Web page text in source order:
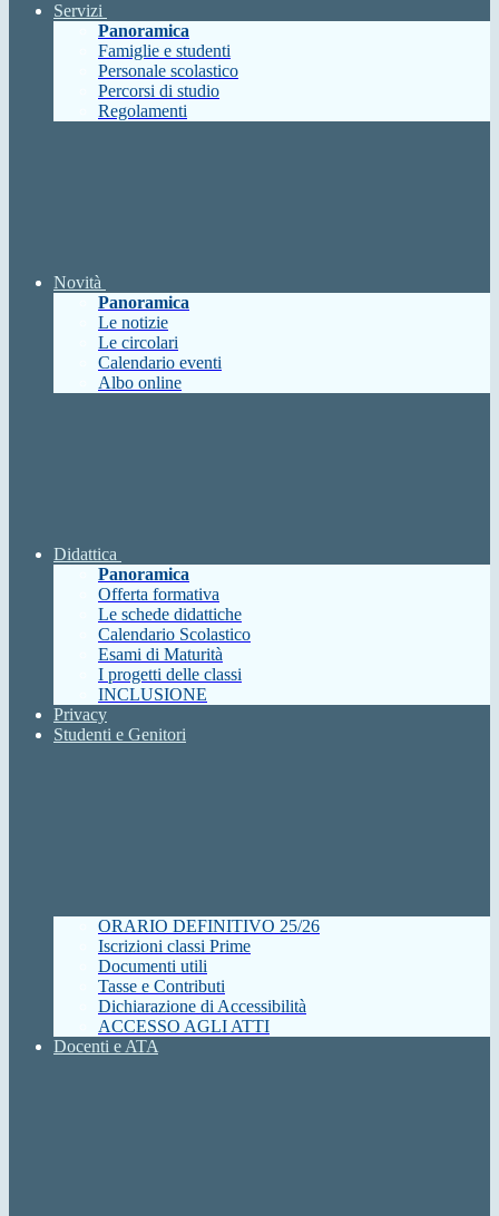
Servizi
Panoramica
Famiglie e studenti
Personale scolastico
Percorsi di studio
Regolamenti
Novità
Panoramica
Le notizie
Le circolari
Calendario eventi
Albo online
Didattica
Panoramica
Offerta formativa
Le schede didattiche
Calendario Scolastico
Esami di Maturità
I progetti delle classi
INCLUSIONE
Privacy
Studenti e Genitori
ORARIO DEFINITIVO 25/26
Iscrizioni classi Prime
Documenti utili
Tasse e Contributi
Dichiarazione di Accessibilità
ACCESSO AGLI ATTI
Docenti e ATA